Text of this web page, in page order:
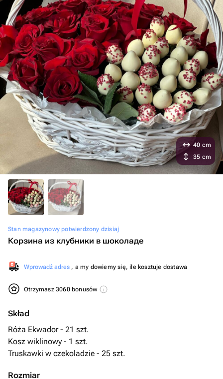
Stan magazynowy potwierdzony dzisiaj
Корзина из клубники в шоколаде
Wprowadź adres , a my dowiemy się, ile kosztuje dostawa
Otrzymasz 3060 bonusów
Skład
Róża Ekwador - 21 szt.
Kosz wiklinowy - 1 szt.
Truskawki w czekoladzie - 25 szt.
Rozmiar
40 cm
35 cm